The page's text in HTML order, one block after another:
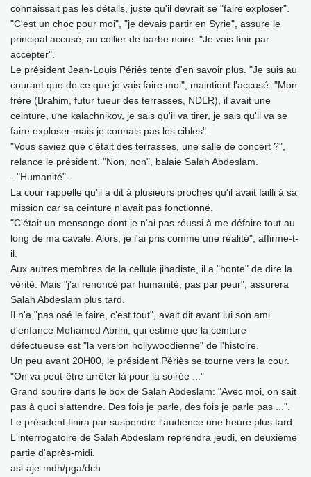
connaissait pas les détails, juste qu'il devrait se "faire exploser".
"C'est un choc pour moi", "je devais partir en Syrie", assure le
principal accusé, au collier de barbe noire. "Je vais finir par
accepter".
Le président Jean-Louis Périès tente d'en savoir plus. "Je suis au
courant que de ce que je vais faire moi", maintient l'accusé. "Mon
frère (Brahim, futur tueur des terrasses, NDLR), il avait une
ceinture, une kalachnikov, je sais qu'il va tirer, je sais qu'il va se
faire exploser mais je connais pas les cibles".
"Vous saviez que c'était des terrasses, une salle de concert ?",
relance le président. "Non, non", balaie Salah Abdeslam.
- "Humanité" -
La cour rappelle qu'il a dit à plusieurs proches qu'il avait failli à sa
mission car sa ceinture n'avait pas fonctionné.
"C'était un mensonge dont je n'ai pas réussi à me défaire tout au
long de ma cavale. Alors, je l'ai pris comme une réalité", affirme-t-
il.
Aux autres membres de la cellule jihadiste, il a "honte" de dire la
vérité. Mais "j'ai renoncé par humanité, pas par peur", assurera
Salah Abdeslam plus tard.
Il n'a "pas osé le faire, c'est tout", avait dit avant lui son ami
d'enfance Mohamed Abrini, qui estime que la ceinture
défectueuse est "la version hollywoodienne" de l'histoire.
Un peu avant 20H00, le président Périès se tourne vers la cour.
"On va peut-être arrêter là pour la soirée ..."
Grand sourire dans le box de Salah Abdeslam: "Avec moi, on sait
pas à quoi s'attendre. Des fois je parle, des fois je parle pas ...".
Le président finira par suspendre l'audience une heure plus tard.
L'interrogatoire de Salah Abdeslam reprendra jeudi, en deuxième
partie d'après-midi.
asl-aje-mdh/pga/dch